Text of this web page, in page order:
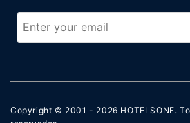
Copyright © 2001 - 2026 HOTELSONE.